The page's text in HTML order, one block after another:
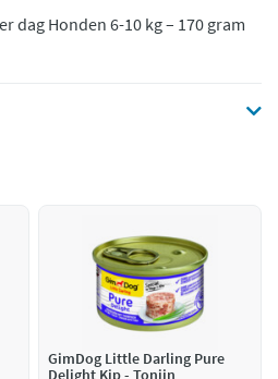
dag Honden 6-10 kg – 170 gram
GimDog Little Darling Pure
Delight Kip - Tonijn